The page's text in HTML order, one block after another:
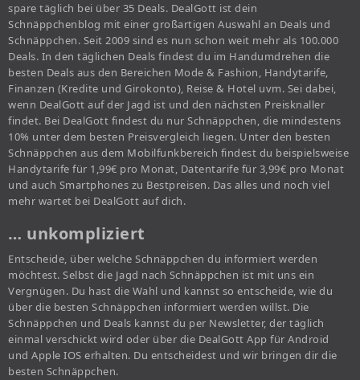
spare täglich bei über 35 Deals. DealGott ist dein
Schnäppchenblog mit einer großartigen Auswahl an Deals und
Schnäppchen. Seit 2009 sind es nun schon weit mehr als 100.000
Deals. In den täglichen Deals findest du im Handumdrehen die
besten Deals aus den Bereichen Mode & Fashion, Handytarife,
Finanzen (Kredite und Girokonto), Reise & Hotel uvm. Sei dabei,
wenn DealGott auf der Jagd ist und den nächsten Preisknaller
findet. Bei DealGott findest du nur Schnäppchen, die mindestens
10% unter dem besten Preisvergleich liegen. Unter den besten
Schnäppchen aus dem Mobilfunkbereich findest du beispielsweise
Handytarife für 1,99€ pro Monat, Datentarife für 3,99€ pro Monat
und auch Smartphones zu Bestpreisen. Das alles und noch viel
mehr wartet bei DealGott auf dich.
… unkompliziert
Entscheide, über welche Schnäppchen du informiert werden
möchtest. Selbst die Jagd nach Schnäppchen ist mit uns ein
Vergnügen. Du hast die Wahl und kannst so entscheide, wie du
über die besten Schnäppchen informiert werden willst. Die
Schnäppchen und Deals kannst du per Newsletter, der täglich
einmal verschickt wird oder über die DealGott App für Android
und Apple IOS erhalten. Du entscheidest und wir bringen dir die
besten Schnäppchen.